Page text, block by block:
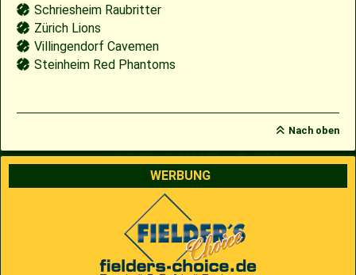
Schriesheim Raubritter
Zürich Lions
Villingendorf Cavemen
Steinheim Red Phantoms
Nach oben
WERBUNG